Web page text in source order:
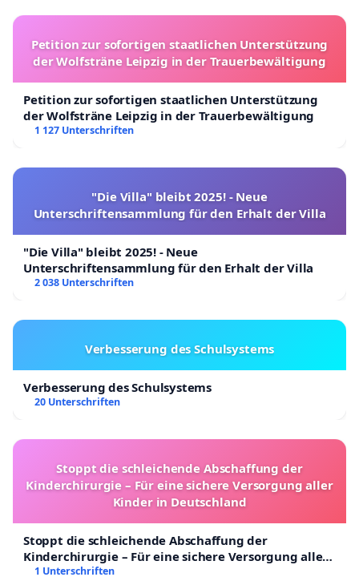
Petition zur sofortigen staatlichen Unterstützung
der Wolfsträne Leipzig in der Trauerbewältigung
Petition zur sofortigen staatlichen Unterstützung
der Wolfsträne Leipzig in der Trauerbewältigung
1 127 Unterschriften
"Die Villa" bleibt 2025! - Neue
Unterschriftensammlung für den Erhalt der Villa
"Die Villa" bleibt 2025! - Neue
Unterschriftensammlung für den Erhalt der Villa
2 038 Unterschriften
Verbesserung des Schulsystems
Verbesserung des Schulsystems
20 Unterschriften
Stoppt die schleichende Abschaffung der
Kinderchirurgie – Für eine sichere Versorgung aller
Kinder in Deutschland
Stoppt die schleichende Abschaffung der
Kinderchirurgie – Für eine sichere Versorgung aller
Kinder in Deutschland
1 Unterschriften